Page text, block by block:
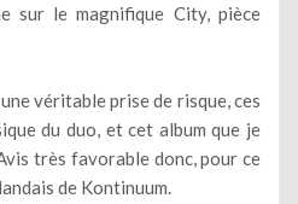
sur le magnifique City, pièce
véritable prise de risque, ces
du duo, et cet album que je
très favorable donc, pour ce
de Kontinuum.